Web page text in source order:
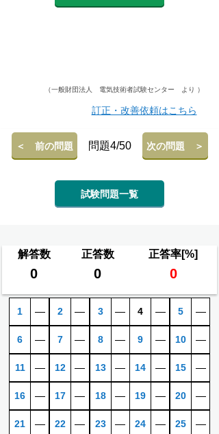
（一般財団法人 電気技術者試験センター より ）
訂正・改善依頼はこちら
＜ 前の問題 問題4/50 次の問題 ＞
試験問題一覧
解答数 正答数 正答率[%]
0 0 0
1 ―
6 ―
11 ―
16 ―
21 ―
2 ―
7 ―
12 ―
17 ―
22 ―
3 ―
8 ―
13 ―
18 ―
23 ―
4 ―
9 ―
14 ―
19 ―
24 ―
5 ―
10 ―
15 ―
20 ―
25 ―